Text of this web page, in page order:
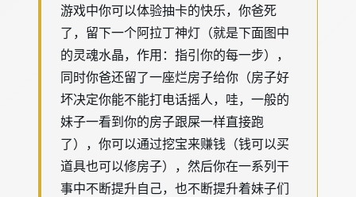
游戏中你可以体验抽卡的快乐，你爸死
了，留下一个阿拉丁神灯（就是下面图中
的灵魂水晶，作用：指引你的每一步），
同时你爸还留了一座烂房子给你（房子好
坏决定你能不能打电话摇人，哇，一般的
妹子一看到你的房子跟屎一样直接跑
了），你可以通过挖宝来赚钱（钱可以买
道具也可以修房子），然后你在一系列干
事中不断提升自己，也不断提升着妹子们